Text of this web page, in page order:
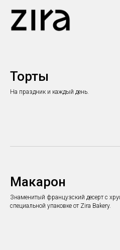
Торты
На праздник и каждый день.
Макарон
Знаменитый французский десерт с
специальной упаковке от Zira Bakery.